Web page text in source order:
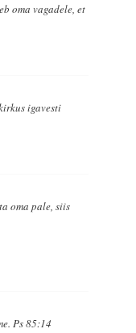
oma vagadele, et
igavesti
oma pale, siis
Ps 85:14